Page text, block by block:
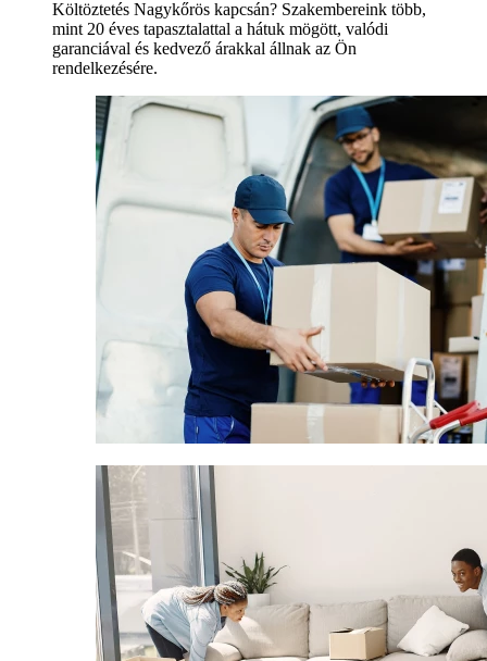
Költöztetés Nagykőrös kapcsán? Szakembereink több,
mint 20 éves tapasztalattal a hátuk mögött, valódi
garanciával és kedvező árakkal állnak az Ön
rendelkezésére.